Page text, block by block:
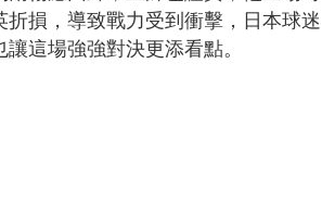
損，導致戰力受到衝擊，日本球迷
這場強強對決更添看點。